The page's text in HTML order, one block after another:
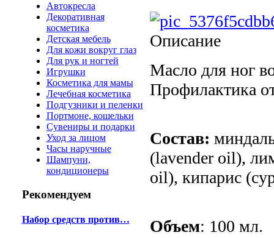
Автокресла
Декоративная
косметика
Детская мебель
Для кожи вокруг глаз
Для рук и ногтей
Игрушки
Косметика для мамы
Лечебная косметика
Подгузники и пеленки
Портмоне, кошельки
Сувениры и подарки
Уход за лицом
Часы наручные
Шампуни,
кондиционеры
Рекомендуем
Набор средств против…
Описание
Масло для ног
Профилактика
Состав:
(lavender oil),
oil), кипарис
Объем: 100 мл.